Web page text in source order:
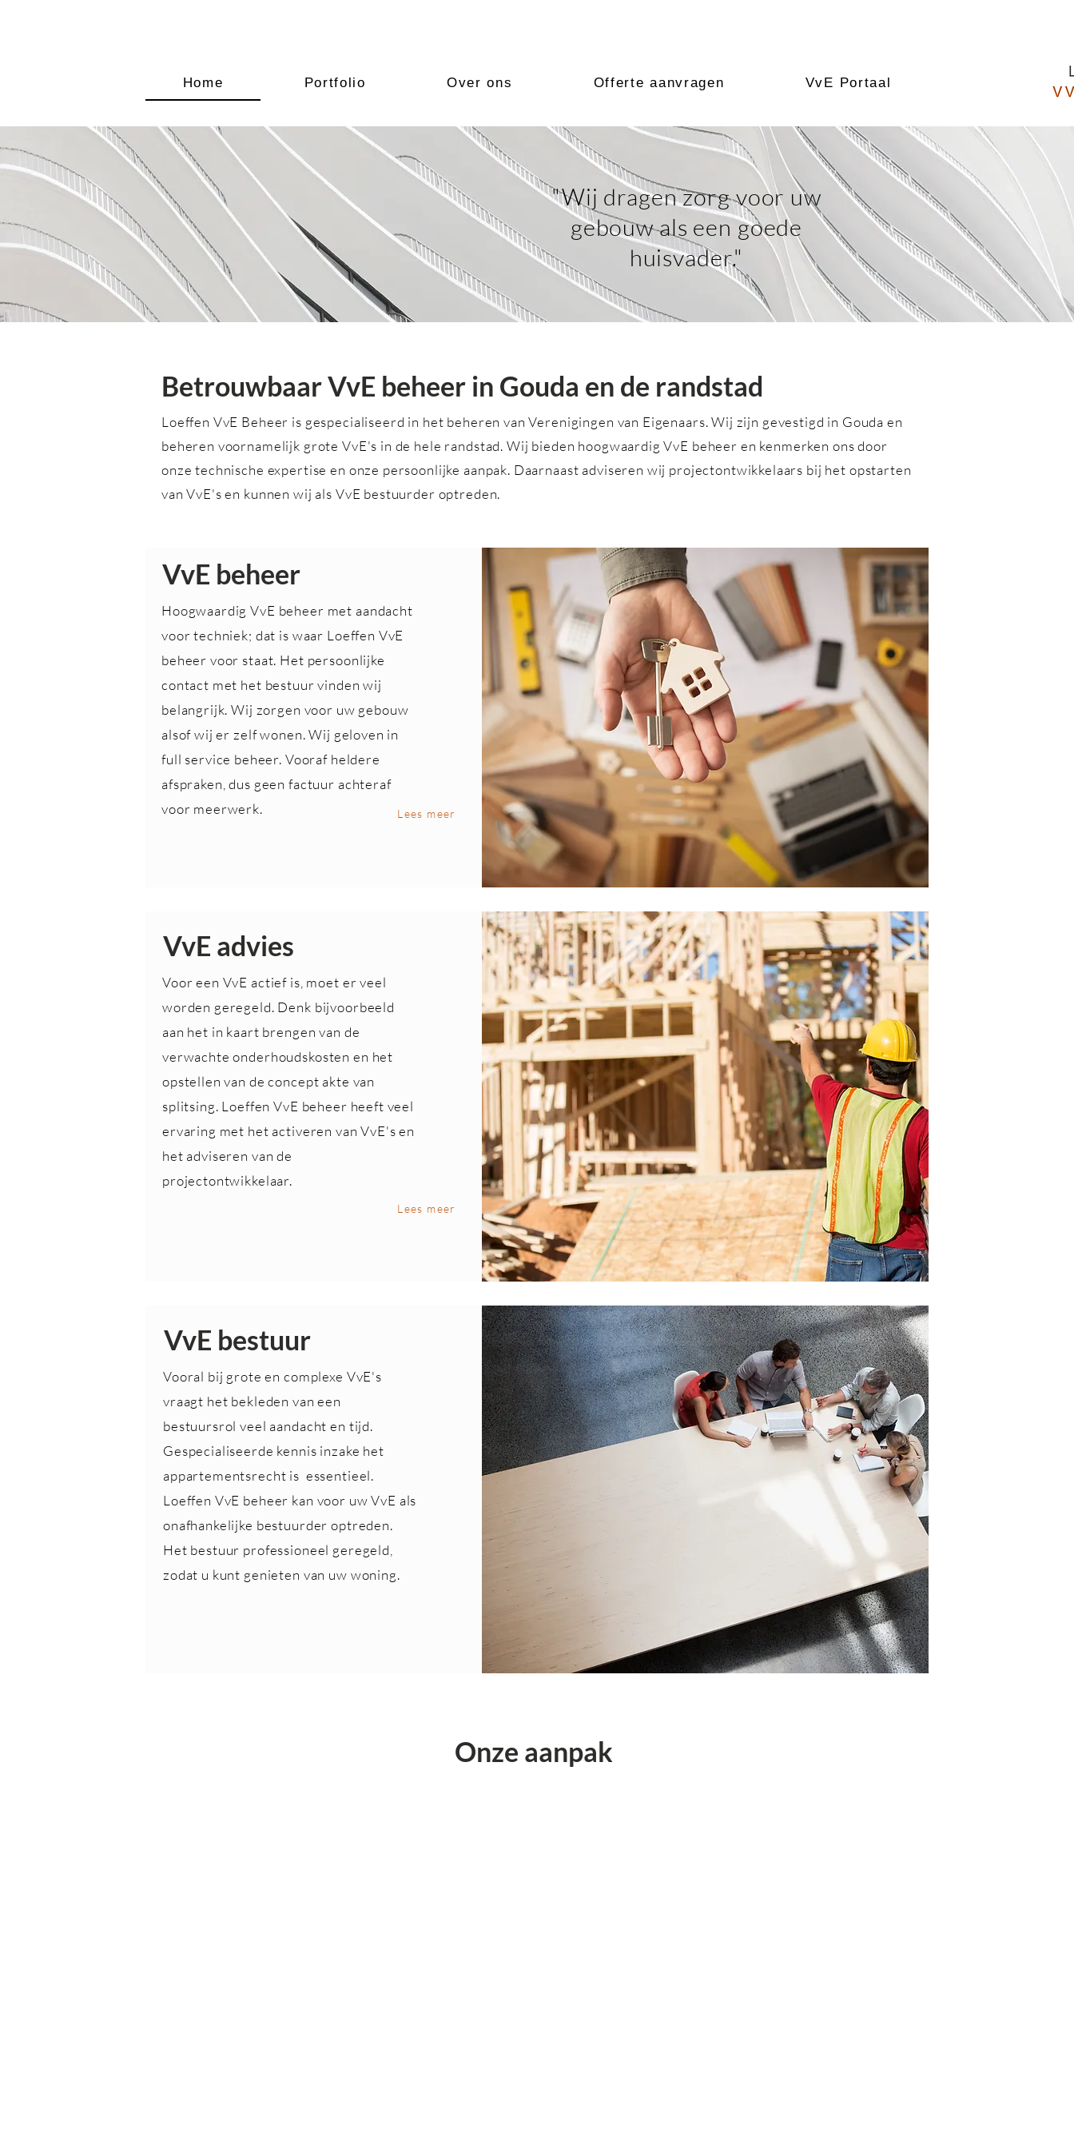
"Wij dragen zorg voor uw
gebouw als een goede
huisvader."
Betrouwbaar VvE beheer in Gouda en de randstad
Loeffen VvE Beheer is gespecialiseerd in het beheren van Verenigingen van Eigenaars. Wij zijn gevestigd in Gouda en
beheren voornamelijk grote VvE's in de hele randstad. Wij bieden hoogwaardig VvE beheer en kenmerken ons door
onze technische expertise en onze persoonlijke aanpak. Daarnaast adviseren wij projectontwikkelaars bij het opstarten
van VvE's en kunnen wij als VvE bestuurder optreden.
VvE beheer
Hoogwaardig VvE beheer met aandacht
voor techniek; dat is waar Loeffen VvE
beheer voor staat. Het persoonlijke
contact met het bestuur vinden wij
belangrijk. Wij zorgen voor uw gebouw
alsof wij er zelf wonen. Wij geloven in
full service beheer. Vooraf heldere
afspraken, dus geen factuur achteraf
voor meerwerk.
Lees meer
VvE advies
Voor een VvE actief is, moet er veel
worden geregeld. Denk bijvoorbeeld
aan het in kaart brengen van de
verwachte onderhoudskosten en het
opstellen van de concept akte van
splitsing. Loeffen VvE beheer heeft veel
ervaring met het activeren van VvE's en
het adviseren van de
projectontwikkelaar.
Lees meer
VvE bestuur
Vooral bij grote en complexe VvE's
vraagt het bekleden van een
bestuursrol veel aandacht en tijd.
Gespecialiseerde kennis inzake het
appartementsrecht is essentieel.
Loeffen VvE beheer kan voor uw VvE als
onafhankelijke bestuurder optreden.
Het bestuur professioneel geregeld,
zodat u kunt genieten van uw woning.
Onze aanpak
Home Portfolio Over ons Offerte aanvragen VvE Portaal